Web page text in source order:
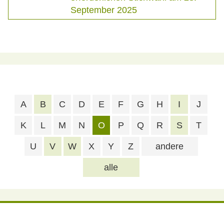
September 2025
alle
A B C D E F G H I J
K L M N O P Q R S T
U V W X Y Z andere